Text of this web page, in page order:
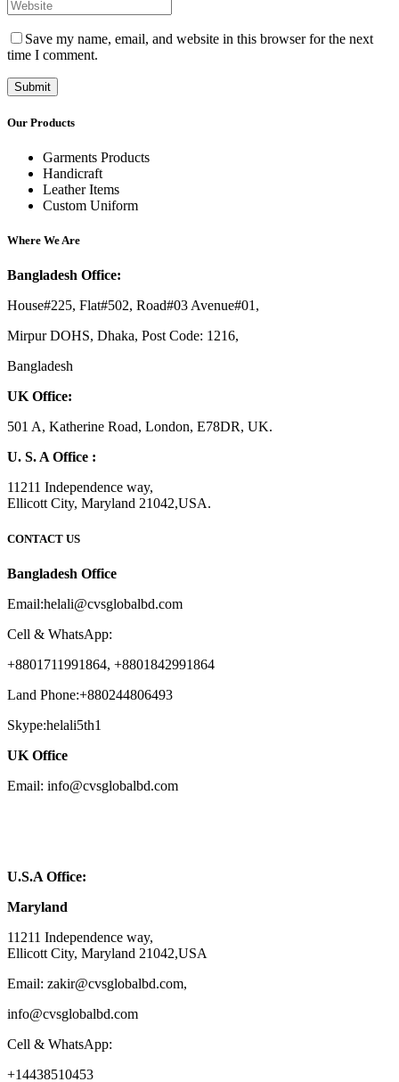
Save my name, email, and website in this browser for the next
time I comment.
Our Products
Garments Products
Handicraft
Leather Items
Custom Uniform
Where We Are
Bangladesh Office:
House#225, Flat#502, Road#03 Avenue#01,
Mirpur DOHS, Dhaka, Post Code: 1216,
Bangladesh
UK Office:
501 A, Katherine Road, London, E78DR, UK.
U. S. A Office :
11211 Independence way,
Ellicott City, Maryland 21042,USA.
CONTACT US
Bangladesh Office
Email:helali@cvsglobalbd.com
Cell & WhatsApp:
+8801711991864, +8801842991864
Land Phone:+880244806493
Skype:helali5th1
UK Office
Email: info@cvsglobalbd.com
U.S.A Office:
Maryland
11211 Independence way,
Ellicott City, Maryland 21042,USA
Email: zakir@cvsglobalbd.com,
info@cvsglobalbd.com
Cell & WhatsApp:
+14438510453